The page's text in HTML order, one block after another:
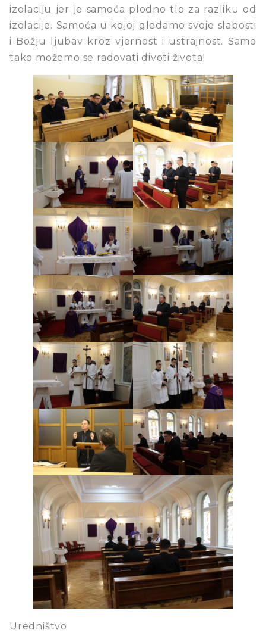
izolaciju jer je samoća plodno tlo za razliku od
izolacije. Samoća u kojoj gledamo svoje slabosti
i Božju ljubav kroz vjernost i ustrajnost. Samo
tako možemo se radovati divoti života!
Uredništvo